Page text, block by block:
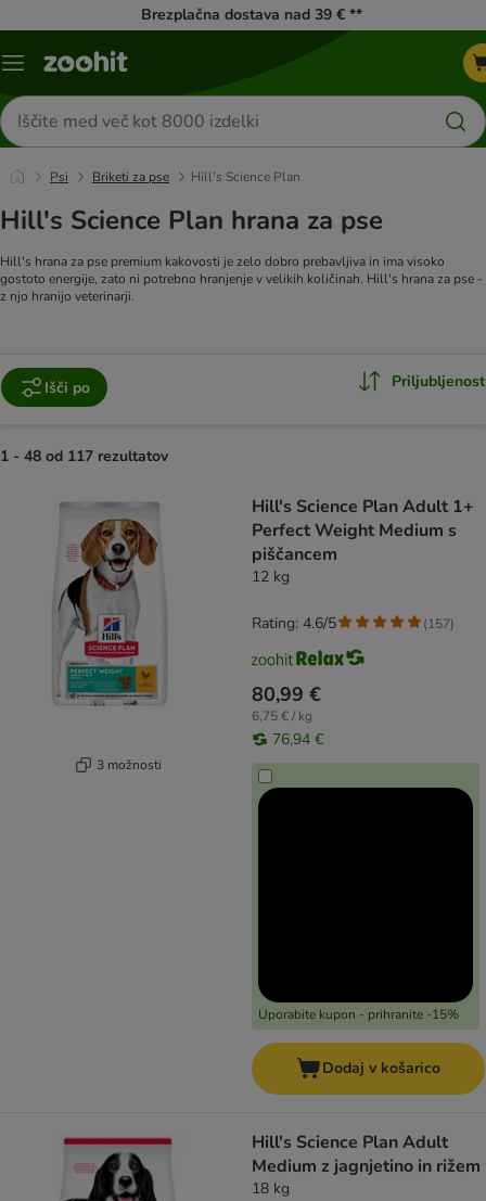
Brezplačna dostava nad 39 € **
Meni
Iskanje
izdelkov
Psi Briketi za pse Hill's Science Plan
Hill's Science Plan hrana za pse
Hill's hrana za pse premium kakovosti je zelo dobro prebavljiva in ima visoko
gostoto energije, zato ni potrebno hranjenje v velikih količinah. Hill's hrana za pse -
z njo hranijo veterinarji.
Išči po Priljubljenost
1 - 48 od 117 rezultatov
3 možnosti
Hill's Science Plan Adult 1+
Perfect Weight Medium s
piščancem
12 kg
80,99 €
6,75 € / kg
76,94 €
Uporabite kupon - prihranite -15%
Rating: 4.6/5 (157)
Dodaj v košarico
Hill's Science Plan Adult
Medium z jagnjetino in rižem
18 kg